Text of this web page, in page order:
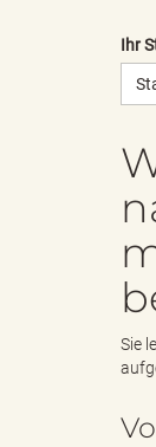
Ihr
Sie